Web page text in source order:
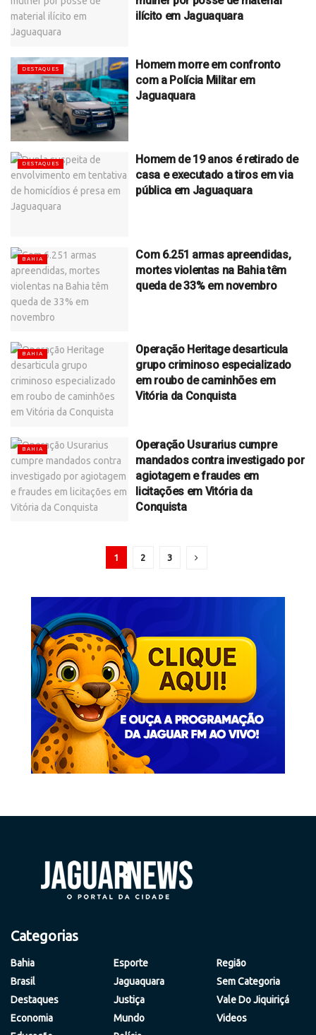
ilícito em Jaguaquara
DESTAQUES
Homem morre em confronto
com a Polícia Militar em
Jaguaquara
DESTAQUES
Homem de 19 anos é retirado de
casa e executado a tiros em via
pública em Jaguaquara
BAHIA
Com 6.251 armas apreendidas,
mortes violentas na Bahia têm
queda de 33% em novembro
BAHIA
Operação Heritage desarticula
grupo criminoso especializado
em roubo de caminhões em
Vitória da Conquista
BAHIA
Operação Usurarius cumpre
mandados contra investigado por
agiotagem e fraudes em
licitações em Vitória da
Conquista
1 2 3
Categorias
Bahia
Brasil
Destaques
Economia
Esporte
Jaguaquara
Justiça
Mundo
Região
Sem Categoria
Vale Do Jiquiriçá
Videos